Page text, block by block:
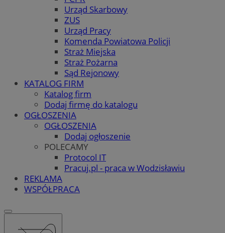
Urząd Skarbowy
ZUS
Urząd Pracy
Komenda Powiatowa Policji
Straż Miejska
Straż Pożarna
Sąd Rejonowy
KATALOG FIRM
Katalog firm
Dodaj firmę do katalogu
OGŁOSZENIA
OGŁOSZENIA
Dodaj ogłoszenie
POLECAMY
Protocol IT
Pracuj.pl - praca w Wodzisławiu
REKLAMA
WSPÓŁPRACA